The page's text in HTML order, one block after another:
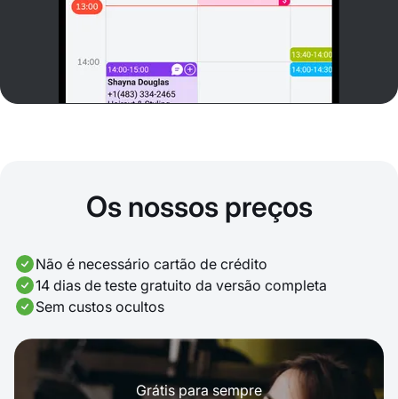
Os nossos preços
Não é necessário cartão de crédito
14 dias de teste gratuito da versão completa
Sem custos ocultos
Grátis para sempre